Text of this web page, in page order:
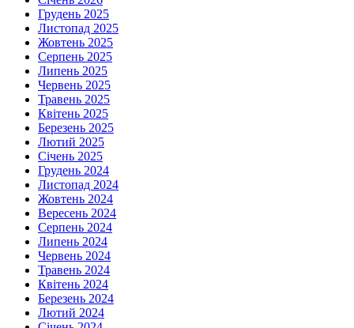
Грудень 2025
Листопад 2025
Жовтень 2025
Серпень 2025
Липень 2025
Червень 2025
Травень 2025
Квітень 2025
Березень 2025
Лютий 2025
Січень 2025
Грудень 2024
Листопад 2024
Жовтень 2024
Вересень 2024
Серпень 2024
Липень 2024
Червень 2024
Травень 2024
Квітень 2024
Березень 2024
Лютий 2024